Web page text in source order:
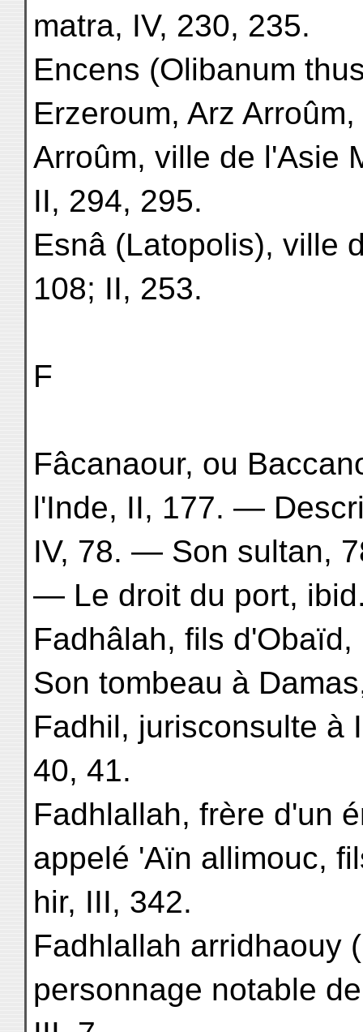
matra, IV, 230, 235.
Encens (Olibanum
Erzeroum, Arz
Arroûm, ville de l'Asie
II, 294, 295.
Esnâ (Latopolis), ville
108; II, 253.
F
Fâcanaour, ou
l'Inde, II, 177. —
IV, 78. — Son sultan,
— Le droit du port,
Fadhâlah, fils
Son tombeau à
Fadhil, jurisconsulte à
40, 41.
Fadhlallah, frère d'un
appelé 'Aïn allimouc,
hir, III, 342.
Fadhlallah arridhaouy
personnage notable